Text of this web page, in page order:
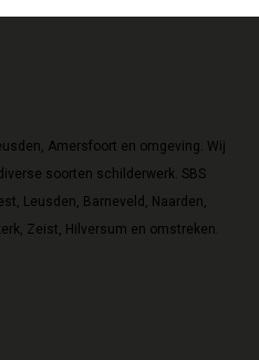
Amersfoort en omgeving. Wij
soorten schilderwerk. SBS
Leusden, Barneveld, Naarden,
Zeist, Hilversum en omstreken.